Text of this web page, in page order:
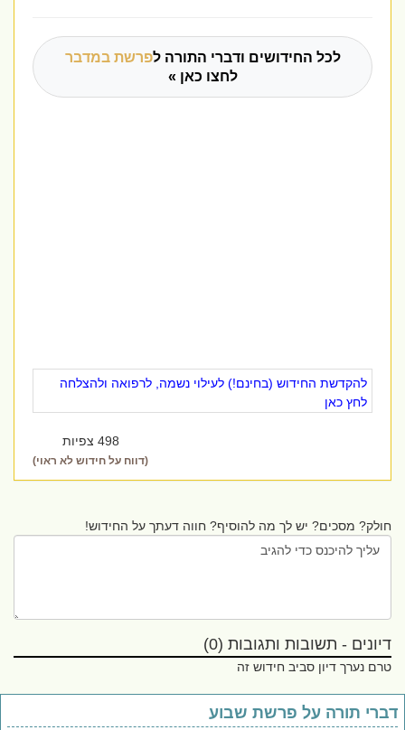
לכל החידושים ודברי התורה לפרשת במדבר
לחצו כאן »
להקדשת החידוש (בחינם!) לעילוי נשמה, לרפואה ולהצלחה
לחץ כאן
498 צפיות
(דווח על חידוש לא ראוי)
חולק? מסכים? יש לך מה להוסיף? חווה דעתך על החידוש!
דיונים - תשובות ותגובות (0)
טרם נערך דיון סביב חידוש זה
תורה על פרשת שבוע